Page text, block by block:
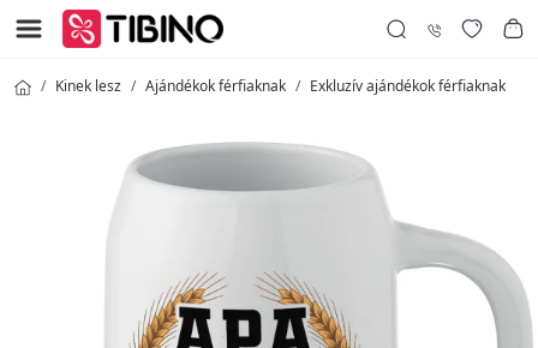
Kinek lesz Ajándékok férfiaknak Exkluzív ajándékok férfiaknak